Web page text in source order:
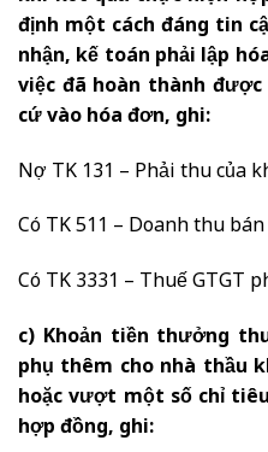
định một cách đáng tin
nhận, kế toán phải lập
việc đã hoàn thành
cứ vào hóa đơn, ghi:
Nợ TK 131 – Phải thu của
Có TK 511 – Doanh thu
Có TK 3331 – Thuế GTGT
c) Khoản tiền thưởng
phụ thêm cho nhà thầu
hoặc vượt một số chỉ
hợp đồng, ghi: